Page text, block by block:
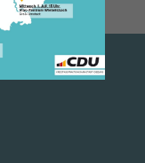
Darmstadt-